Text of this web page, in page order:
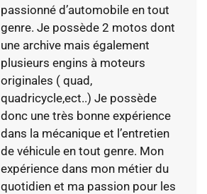
passionné d’automobile en tout
genre. Je possède 2 motos dont
une archive mais également
plusieurs engins à moteurs
originales ( quad,
quadricycle,ect..) Je possède
donc une très bonne expérience
dans la mécanique et l’entretien
de véhicule en tout genre. Mon
expérience dans mon métier du
quotidien et ma passion pour les